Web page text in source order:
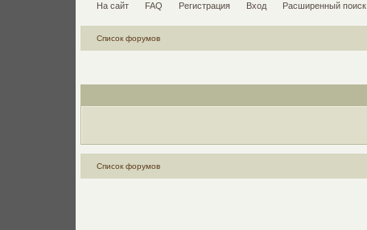
На сайт FAQ Регистрация Вход Расширенный поиск
Список форумов
Список форумов